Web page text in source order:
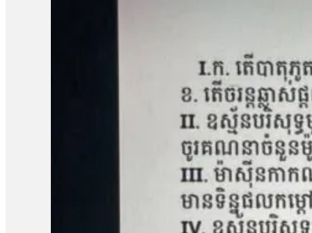
សម្ដេចបវធិបតី ហ៊ុន ម៉ាណែត សូមឱ្យគាត់ឡើងថ្មីធ្វើនាយករដ្ឋមន្ត្រីម
បាត់បង់ដីធ្លី»។ រីឯភរិយារបស់លោក ស្ងួន ញឿន គឺអ្នកស្រី អុំ សុភី បានច
ដោយសារតែក្រុមហ៊ុនជាអ្នកបំពានមកលើពួកខ្ញុំ បែរជាពួកគាត់មិនមាន
បំផ្លាញរបស់ទ្រព្យគេទេ»។ អ្នកស្រី អុំ សុភី ថាអ្នកស្រីនឹងប្ដឹងបន្តទ
អង្គការលីកាដូលោក អំ សំអាត មានប្រសាសន៍ថា ករណីដីធ្លីនៅភូមិឡព
តំណាងសហគមន៍ និងសមាជិកសហគមន៍ជាច្រើនត្រូវបានជាប់ពន្ធនា
រឿងនៅសាលាឧទ្ធរណ៍នេះ ពួកគាត់គួរត្រូវបានទទួលការលើកលែងច
ខេត្តកំពង់ឆ្នាំង មានជម្លោះដីធ្លីជាមួយក្រុមហ៊ុន ខេ.ឌី.ស៊ី (KDC) ដែ
ចំនួន១០៨គ្រួសារ។ ពលរដ្ឋដែលរងផលប៉ះពាល់បានតវ៉ាទាមទារ
ចំនួន៥នាក់គឺ លោក សៀង ហេង លោក ម៉ាង យ៉ាវ លោក គុជ…